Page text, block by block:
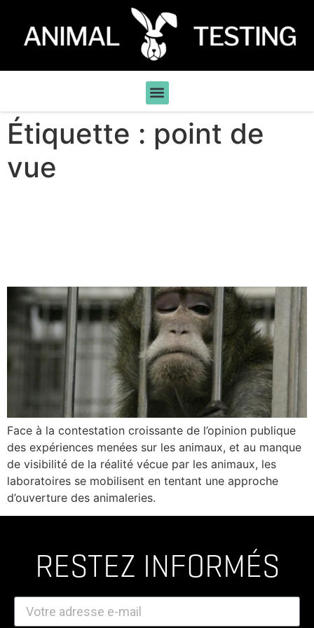
Étiquette : point de
vue
Face à la contestation croissante de l’opinion publique
des expériences menées sur les animaux, et au manque
de visibilité de la réalité vécue par les animaux, les
laboratoires se mobilisent en tentant une approche
d’ouverture des animaleries.
RESTEZ INFORMÉS